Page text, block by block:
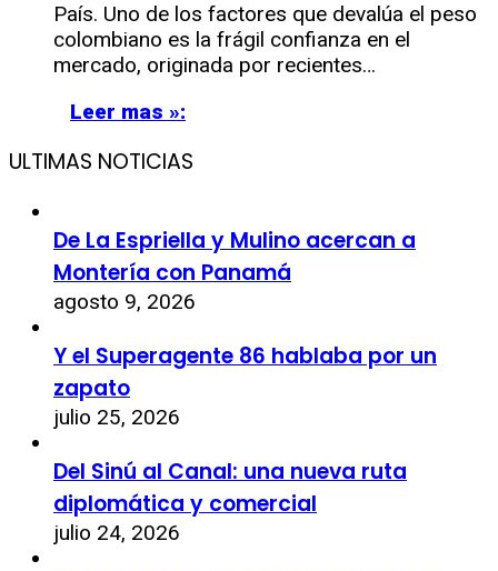
País. Uno de los factores que devalúa el peso
colombiano es la frágil confianza en el
mercado, originada por recientes…
Leer mas »:
ULTIMAS NOTICIAS
De La Espriella y Mulino acercan a
Montería con Panamá
agosto 9, 2026
Y el Superagente 86 hablaba por un
zapato
julio 25, 2026
Del Sinú al Canal: una nueva ruta
diplomática y comercial
julio 24, 2026